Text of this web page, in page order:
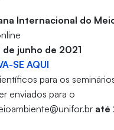
Internacional do
de junho de 2021
SE AQUI
para os
enviados para o
até